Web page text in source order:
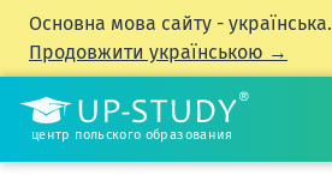
Основна мова сайту - українська.
Продовжити українською →
центр польского образования